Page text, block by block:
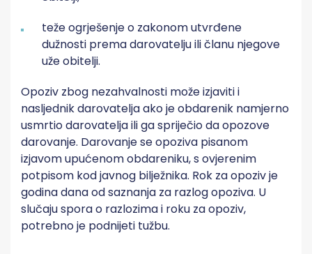
teže ogrješenje o zakonom utvrđene
dužnosti prema darovatelju ili članu njegove
uže obitelji.
Opoziv zbog nezahvalnosti može izjaviti i
nasljednik darovatelja ako je obdarenik namjerno
usmrtio darovatelja ili ga spriječio da opozove
darovanje. Darovanje se opoziva pisanom
izjavom upućenom obdareniku, s ovjerenim
potpisom kod javnog bilježnika. Rok za opoziv je
godina dana od saznanja za razlog opoziva. U
slučaju spora o razlozima i roku za opoziv,
potrebno je podnijeti tužbu.